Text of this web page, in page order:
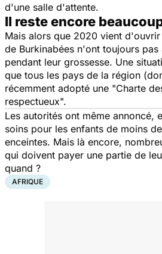
d'une salle d'attente.
Il reste encore
Mais alors que 2020 vient
de Burkinabées n'ont toujours pas
pendant leur grossesse. Une
que tous les pays de la région
récemment adopté une "Charte
respectueux".
Les autorités ont même annoncé,
soins pour les enfants de moins
enceintes. Mais là encore,
qui doivent payer une partie de
quand ?
AFRIQUE